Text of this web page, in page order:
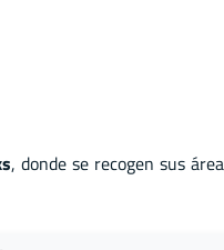
, donde se recogen sus